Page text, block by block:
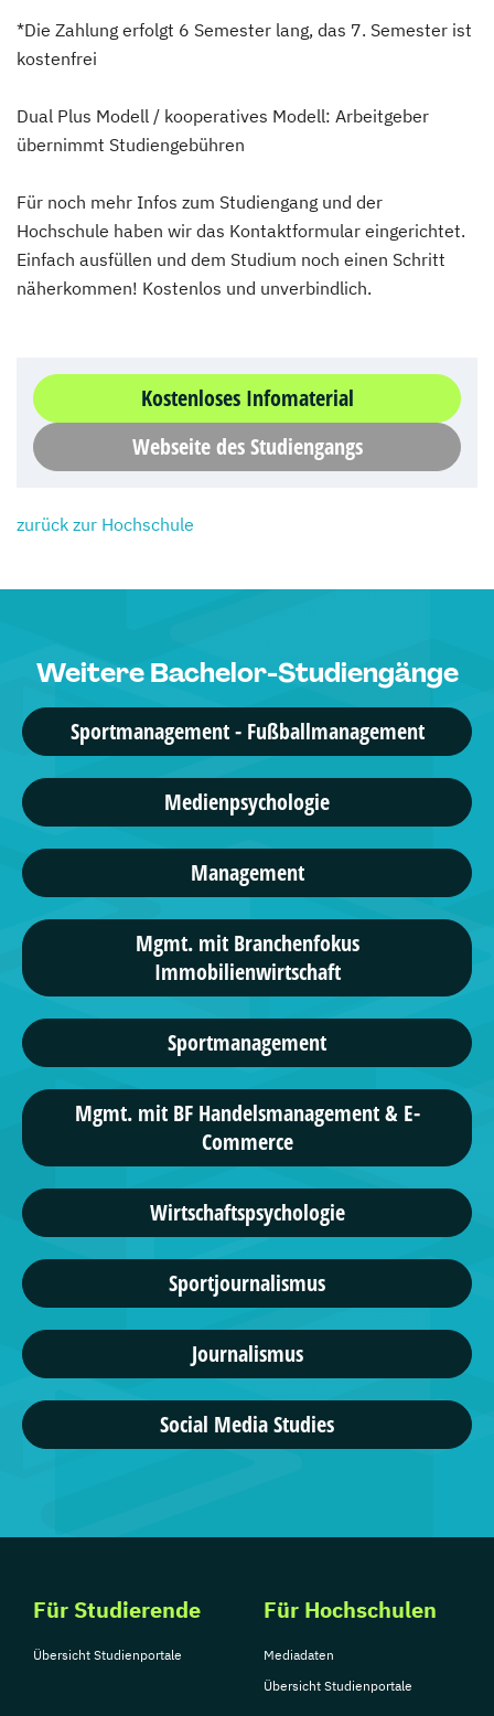
*Die Zahlung erfolgt 6 Semester lang, das 7. Semester ist
kostenfrei
Dual Plus Modell / kooperatives Modell: Arbeitgeber
übernimmt Studiengebühren
Für noch mehr Infos zum Studiengang und der
Hochschule haben wir das Kontaktformular eingerichtet.
Einfach ausfüllen und dem Studium noch einen Schritt
näherkommen! Kostenlos und unverbindlich.
Kostenloses Infomaterial
Webseite des Studiengangs
zurück zur Hochschule
Weitere Bachelor-Studiengänge
Sportmanagement - Fußballmanagement
Medienpsychologie
Management
Mgmt. mit Branchenfokus
Immobilienwirtschaft
Sportmanagement
Mgmt. mit BF Handelsmanagement & E-
Commerce
Wirtschaftspsychologie
Sportjournalismus
Journalismus
Social Media Studies
Für Studierende
Übersicht Studienportale
Für Hochschulen
Mediadaten
Übersicht Studienportale